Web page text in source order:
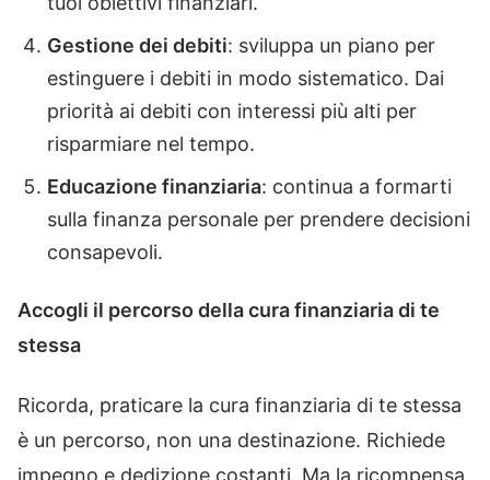
Gestione dei debiti: sviluppa un piano per
estinguere i debiti in modo sistematico. Dai
priorità ai debiti con interessi più alti per
risparmiare nel tempo.
Educazione finanziaria: continua a formarti
sulla finanza personale per prendere decisioni
consapevoli.
Accogli il percorso della cura finanziaria di te
stessa
Ricorda, praticare la cura finanziaria di te stessa
è un percorso, non una destinazione. Richiede
impegno e dedizione costanti. Ma la ricompensa